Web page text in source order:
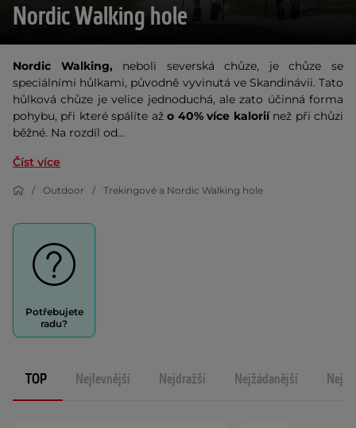
Nordic Walking hole
Nordic Walking, neboli severská chůze, je chůze se
speciálními hůlkami, původně vyvinutá ve Skandinávii. Tato
hůlková chůze je velice jednoduchá, ale zato účinná forma
pohybu, při které spálíte ažo 40% více kaloriínež při chůzi
běžné. Na rozdíl od...
Číst více
Outdoor Trekingové a Nordic Walking hole
Potřebujete
radu?
TOP Nejlevnější Nejdražší Nejžádanější